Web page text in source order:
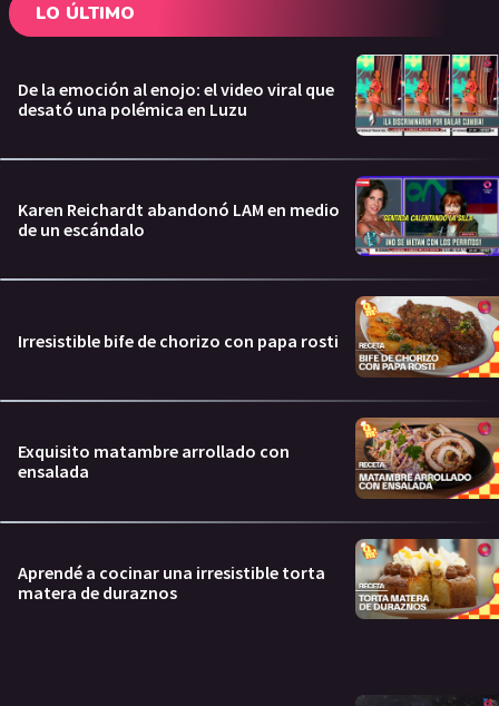
LO ÚLTIMO
De la emoción al enojo: el video viral que
desató una polémica en Luzu
Karen Reichardt abandonó LAM en medio
de un escándalo
Irresistible bife de chorizo con papa rosti
Exquisito matambre arrollado con
ensalada
Aprendé a cocinar una irresistible torta
matera de duraznos